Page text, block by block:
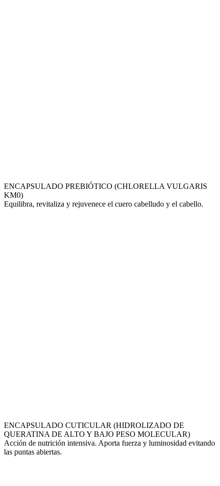
ENCAPSULADO PREBIÓTICO (CHLORELLA VULGARIS
KM0)
Equilibra, revitaliza y rejuvenece el cuero cabelludo y el cabello.
ENCAPSULADO CUTICULAR (HIDROLIZADO DE
QUERATINA DE ALTO Y BAJO PESO MOLECULAR)
Acción de nutrición intensiva. Aporta fuerza y luminosidad evitando
las puntas abiertas.